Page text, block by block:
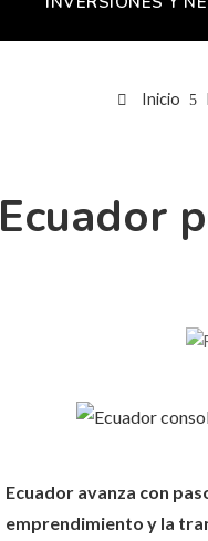
Inicio
Ecuador
Ecuador avanza con
emprendimiento y la